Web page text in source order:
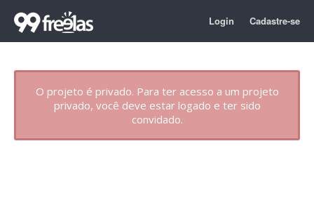
Login Cadastre-se
O projeto é privado. Para ter acesso a um projeto
privado, você deve estar logado e ter sido
convidado.